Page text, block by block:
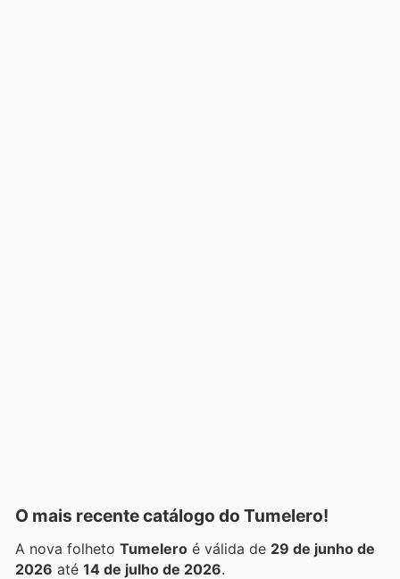
O mais recente catálogo do Tumelero!
A nova folheto Tumelero é válida de 29 de junho de
2026 até 14 de julho de 2026.